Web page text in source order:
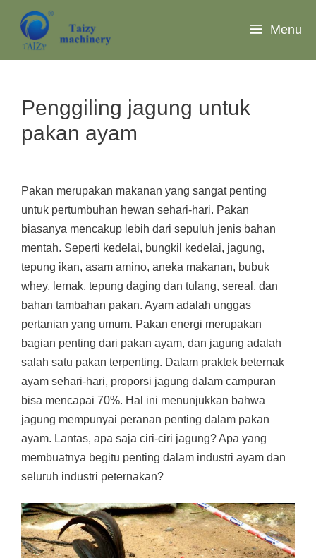
Langsung
Menu
Penggiling jagung untuk
pakan ayam
Pakan merupakan makanan yang sangat penting
untuk pertumbuhan hewan sehari-hari. Pakan
biasanya mencakup lebih dari sepuluh jenis bahan
mentah. Seperti kedelai, bungkil kedelai, jagung,
tepung ikan, asam amino, aneka makanan, bubuk
whey, lemak, tepung daging dan tulang, sereal, dan
bahan tambahan pakan. Ayam adalah unggas
pertanian yang umum. Pakan energi merupakan
bagian penting dari pakan ayam, dan jagung adalah
salah satu pakan terpenting. Dalam praktek beternak
ayam sehari-hari, proporsi jagung dalam campuran
bisa mencapai 70%. Hal ini menunjukkan bahwa
jagung mempunyai peranan penting dalam pakan
ayam. Lantas, apa saja ciri-ciri jagung? Apa yang
membuatnya begitu penting dalam industri ayam dan
seluruh industri peternakan?